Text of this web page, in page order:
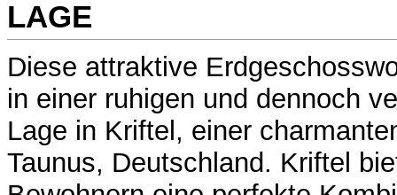
LAGE
Diese attraktive
in einer ruhigen und dennoch
Lage in Kriftel, einer
Taunus, Deutschland. Kriftel